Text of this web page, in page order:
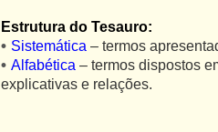
Estrutura do Tesauro:
• Sistemática – termos
• Alfabética – termos dispostos
explicativas e relações.